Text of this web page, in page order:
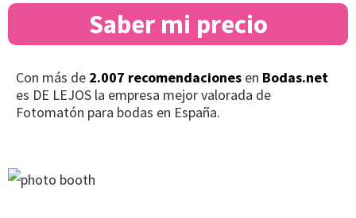
Saber mi precio
Con más de 2.007 recomendaciones en Bodas.net
es DE LEJOS la empresa mejor valorada de
Fotomatón para bodas en España.